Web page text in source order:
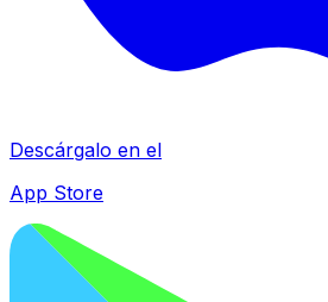
Descárgalo en el
App Store